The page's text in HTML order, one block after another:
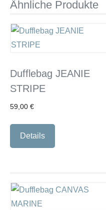
Ähnliche Produkte
Dufflebag JEANIE
STRIPE
59,00 €
Details